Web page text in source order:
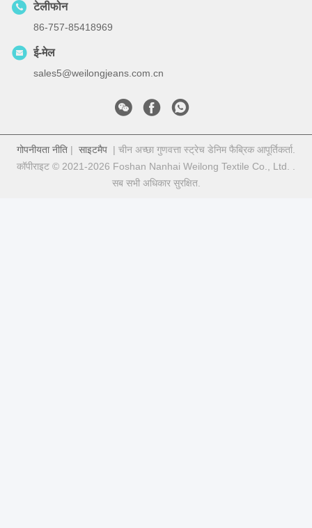
टेलीफोन
86-757-85418969
ई-मेल
sales5@weilongjeans.com.cn
गोपनीयता नीति | साइटमैप | चीन अच्छा गुणवत्ता स्ट्रेच डेनिम फैब्रिक आपूर्तिकर्ता.
कॉपीराइट © 2021-2026 Foshan Nanhai Weilong Textile Co., Ltd. .
सब सभी अधिकार सुरक्षित.